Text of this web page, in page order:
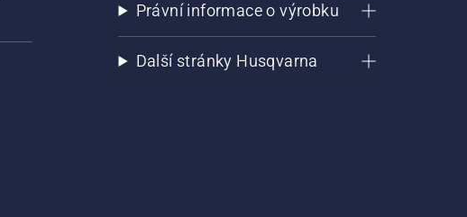
Právní informace o výrobku
Další stránky Husqvarna